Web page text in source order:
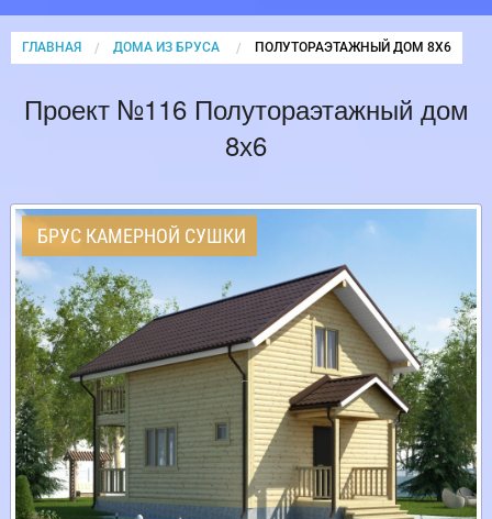
ГЛАВНАЯ ДОМА ИЗ БРУСА CURRENT:
ПОЛУТОРАЭТАЖНЫЙ ДОМ 8Х6
Проект №116 Полутораэтажный дом
8х6
БРУС КАМЕРНОЙ СУШКИ